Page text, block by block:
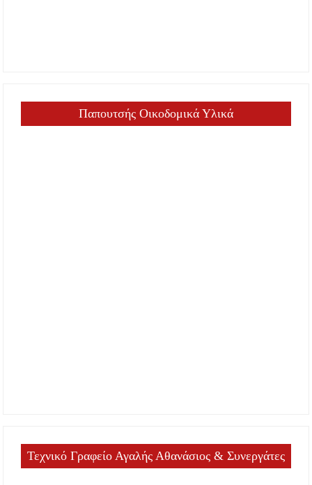
Παπουτσής Οικοδομικά Υλικά
Τεχνικό Γραφείο Αγαλής Αθανάσιος & Συνεργάτες